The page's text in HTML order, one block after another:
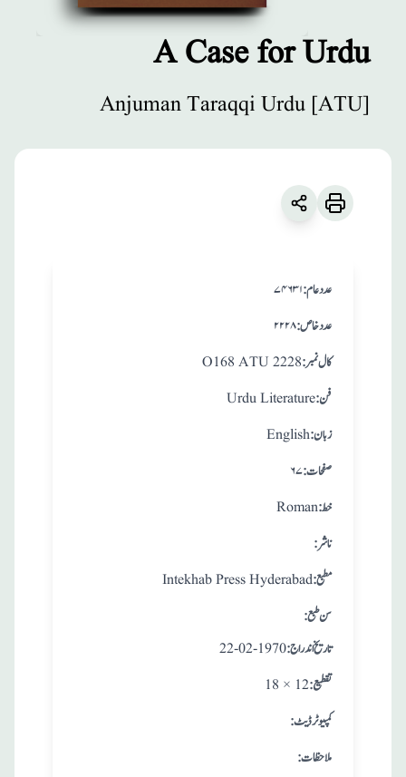
A Case for Urdu
A Case for Urdu
Anjuman Taraqqi Urdu [ATU]
۷۴۶۳۱ :عدد عام
۲۲۲۸:عدد خاص
O168 ATU 2228 :کال نمبر
Urdu Literature :فن
English:زبان
۶۷:صفحات
Roman:خط
:ناشر
Intekhab Press Hyderabad:مطبع
: سن طبع
22-02-1970: تاريخ اندراج
18 × 12 :تقطيع
:کمپیوٹر ڈیٹ
:ملاحظات